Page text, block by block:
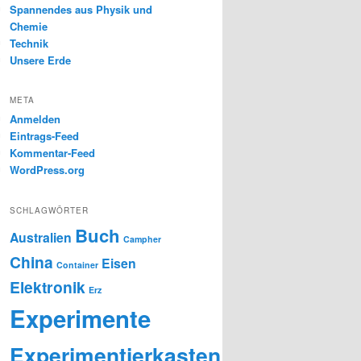
Spannendes aus Physik und
Chemie
Technik
Unsere Erde
META
Anmelden
Eintrags-Feed
Kommentar-Feed
WordPress.org
SCHLAGWÖRTER
Australien Buch Campher
China Container Eisen
Elektronik Erz
Experimente
Experimentierkasten